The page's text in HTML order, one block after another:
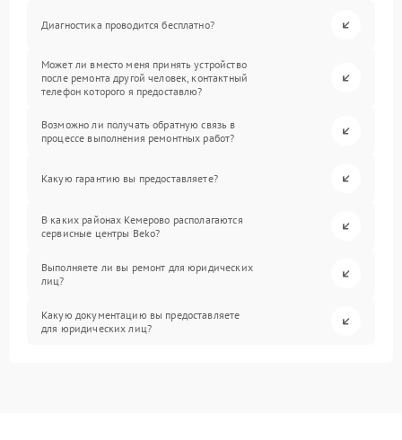
Диагностика проводится бесплатно?
Может ли вместо меня принять устройство
после ремонта другой человек, контактный
телефон которого я предоставлю?
Возможно ли получать обратную связь в
процессе выполнения ремонтных работ?
Какую гарантию вы предоставляете?
В каких районах Кемерово располагаются
сервисные центры Beko?
Выполняете ли вы ремонт для юридических
лиц?
Какую документацию вы предоставляете
для юридических лиц?